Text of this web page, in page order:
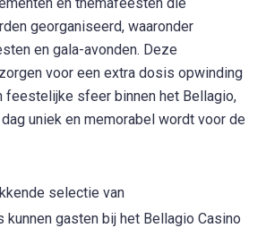
georganiseerd, waaronder
en gala-avonden. Deze
voor een extra dosis opwinding
feestelijke sfeer binnen het Bellagio,
uniek en memorabel wordt voor de
selectie van
gasten bij het Bellagio Casino